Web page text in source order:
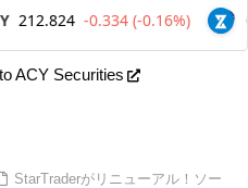
ACY Securities
StarTraderがリニューアル！ソー